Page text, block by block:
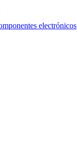
electrónicos